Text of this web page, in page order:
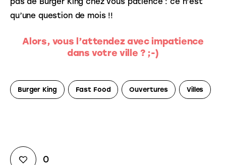
qu’une question de mois !!
Alors, vous l’attendez avec impatience
dans votre ville ? ;-)
Burger King Fast Food Ouvertures Villes
0